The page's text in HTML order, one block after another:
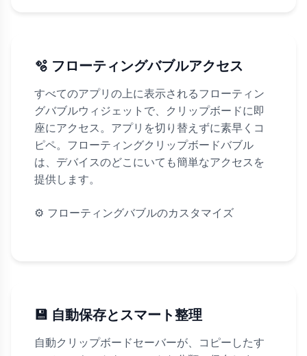
🫧 フローティングバブルアクセス
すべてのアプリの上に表示されるフローティン
グバブルウィジェットで、クリップボードに即
座にアクセス。アプリを切り替えずに素早くコ
ピペ。フローティングクリップボードバブル
は、デバイスのどこにいても簡単なアクセスを
提供します。
⚙️ フローティングバブルのカスタマイズ
💾 自動保存とスマート整理
自動クリップボードセーバーが、コピーしたす